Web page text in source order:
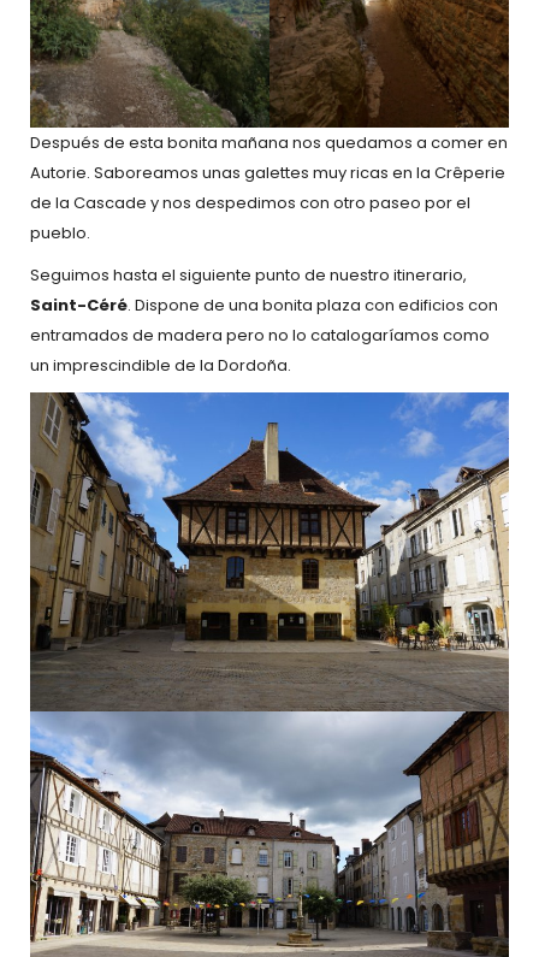
Después de esta bonita mañana nos quedamos a comer en
Autorie. Saboreamos unas galettes muy ricas en la Crêperie
de la Cascade y nos despedimos con otro paseo por el
pueblo.
Seguimos hasta el siguiente punto de nuestro itinerario,
Saint-Céré. Dispone de una bonita plaza con edificios con
entramados de madera pero no lo catalogaríamos como
un imprescindible de la Dordoña.